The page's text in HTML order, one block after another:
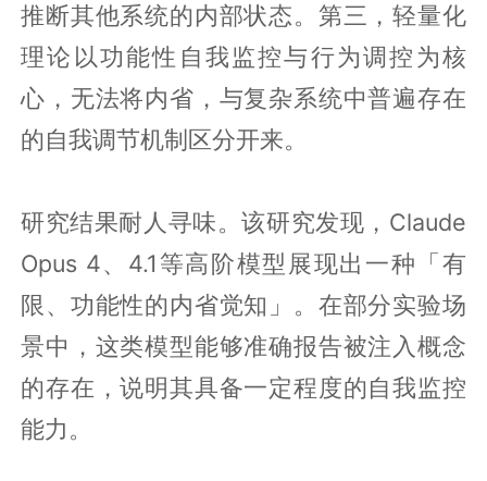
推断其他系统的内部状态。第三，轻量化
理论以功能性自我监控与行为调控为核
心，无法将内省，与复杂系统中普遍存在
的自我调节机制区分开来。
研究结果耐人寻味。该研究发现，Claude
Opus 4、4.1等高阶模型展现出一种「有
限、功能性的内省觉知」。在部分实验场
景中，这类模型能够准确报告被注入概念
的存在，说明其具备一定程度的自我监控
能力。